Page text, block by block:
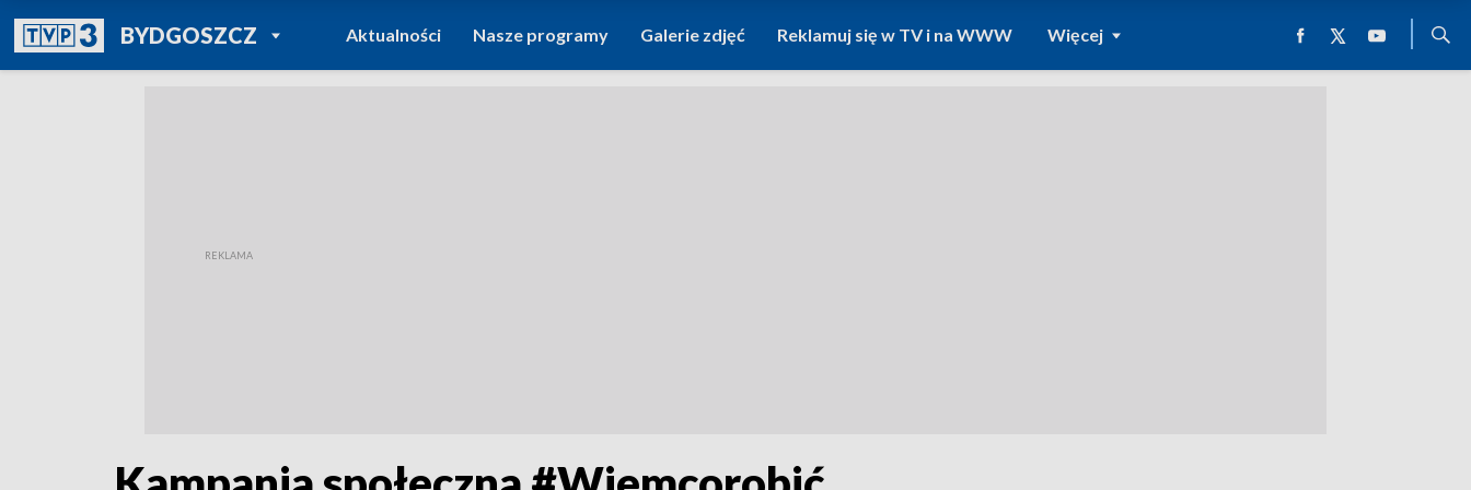
BYDGOSZCZPOWRÓT DO
TVP REGIONY
Aktualności Nasze programy Galerie zdjęć Reklamuj się w TV i na WWW Więcej